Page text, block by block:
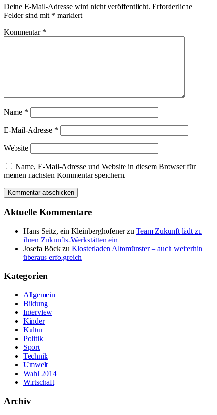
Deine E-Mail-Adresse wird nicht veröffentlicht. Erforderliche
Felder sind mit * markiert
Kommentar *
Name *
E-Mail-Adresse *
Website
Name, E-Mail-Adresse und Website in diesem Browser für
meinen nächsten Kommentar speichern.
Aktuelle Kommentare
Hans Seitz, ein Kleinberghofenerzu Team Zukunft lädt zu
ihren Zukunfts-Werkstätten ein
Josefa Böck zu Klosterladen Altomünster – auch weiterhin
überaus erfolgreich
Kategorien
Allgemein
Bildung
Interview
Kinder
Kultur
Politik
Sport
Technik
Umwelt
Wahl 2014
Wirtschaft
Archiv